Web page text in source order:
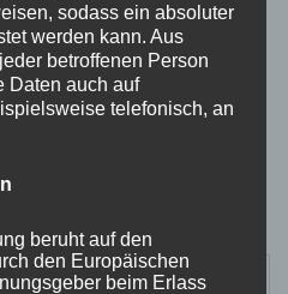
Kommentar
nicht veröffentlicht.
sodass ein absoluter
werden kann. Aus
betroffenen Person
Daten auch auf
telefonisch, an
beruht auf den
den Europäischen
beim Erlass